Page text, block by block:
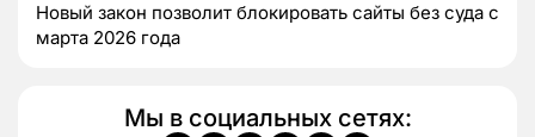
Новый закон позволит блокировать сайты без суда с
марта 2026 года
Мы в социальных сетях: